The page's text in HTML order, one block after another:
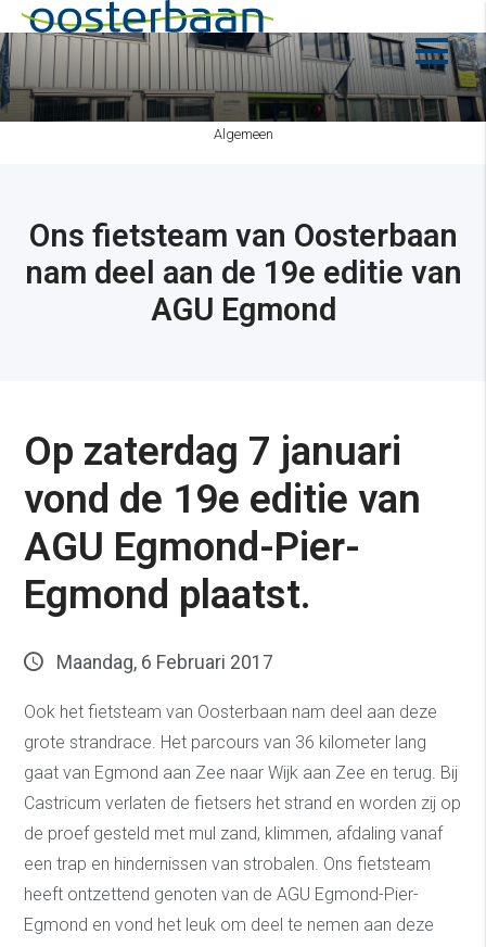
Algemeen
Ons fietsteam van Oosterbaan
nam deel aan de 19e editie van
AGU Egmond
Op zaterdag 7 januari
vond de 19e editie van
AGU Egmond-Pier-
Egmond plaatst.
Maandag, 6 Februari 2017
Ook het fietsteam van Oosterbaan nam deel aan deze
grote strandrace. Het parcours van 36 kilometer lang
gaat van Egmond aan Zee naar Wijk aan Zee en terug. Bij
Castricum verlaten de fietsers het strand en worden zij op
de proef gesteld met mul zand, klimmen, afdaling vanaf
een trap en hindernissen van strobalen. Ons fietsteam
heeft ontzettend genoten van de AGU Egmond-Pier-
Egmond en vond het leuk om deel te nemen aan deze